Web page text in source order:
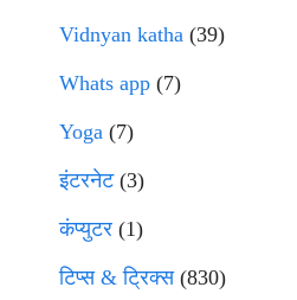
Vidnyan katha (39)
Whats app (7)
Yoga (7)
इंटरनेट(3)
कंप्युटर (1)
टिप्स & ट्रिक्स(830)